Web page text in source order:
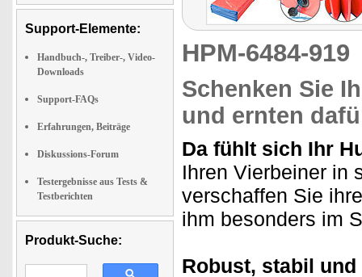
Support-Elemente:
Handbuch-, Treiber-, Video-
Downloads
Support-FAQs
Erfahrungen, Beiträge
Diskussions-Forum
Testergebnisse aus Tests &
Testberichten
Produkt-Suche:
HPM-6484-
Schenken Sie
und ernten
Da fühlt sich Ihr
Ihren Vierbeiner in
verschaffen Sie
ihm besonders im
Robust, stabil